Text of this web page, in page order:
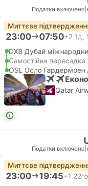
Податки включено
Миттєве
23:00 07:50+2 1д,
DXB Дубай
Самостійна пересадка
OSL Осло Гардермоен
Qatar
Податки включено
Миттєве
23:00 19:45+1